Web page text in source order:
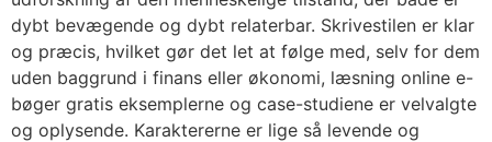
dybt bevægende og dybt relaterbar. Skrivestilen er klar
og præcis, hvilket gør det let at følge med, selv for dem
uden baggrund i finans eller økonomi, læsning online e-
bøger gratis eksemplerne og case-studiene er velvalgte
og oplysende. Karaktererne er lige så levende og